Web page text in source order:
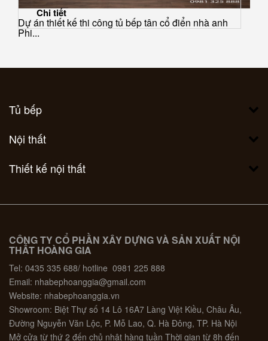
Dự án thiết kế thi công tủ bếp tân cổ điển nhà anh
Phi...
Chi tiết
Tủ bếp
Nội thất
Thiết kế nội thất
CÔNG TY CỔ PHẦN XÂY DỰNG VÀ SẢN XUẤT NỘI
THẤT HOÀNG GIA
Tel: 0435 335 688/ hotline 0981 225 888
Email: nhabephoanggia@gmail.com
Website: nhabephoanggia.vn
Showroom: Biệt Thự số 14 Lô 16A7 Làng Việt Kiều, Châu Âu,
Đường Nguyễn Văn Lộc, P. Mỗ Lao, Q. Hà Đông, TP. Hà Nội
Mở cửa từ thứ 2 đến chủ nhật hàng tuần Thời gian từ 8h đến